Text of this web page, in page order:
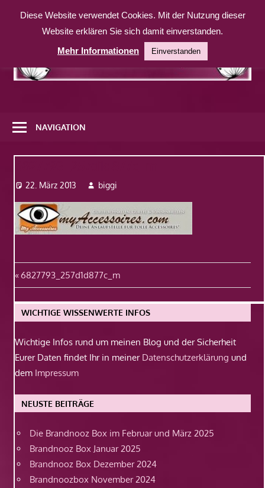
Inhalt
weitere
Website
NAVIGATION
22. März 2013 biggi
Beitragsnavigation
Vorheriger
Beitrag:
6827793_257d1d877c_m
WICHTIGE WISSENWERTE INFOS
Wichtige Infos rund um meinen Blog und der Sicherheit
Eurer Daten findet Ihr in meiner Datenschutzerklärung und
dem Impressum
NEUSTE BEITRÄGE
Die Brandnooz Box im Februar und März 2025
Brandnooz Box Januar 2025
Brandnooz Box Dezember 2024
Brandnoozbox November 2024
Diese Website verwendet Cookies. Mit der Nutzung dieser
Website erklären Sie sich damit einverstanden.
Mehr Informationen
Einverstanden